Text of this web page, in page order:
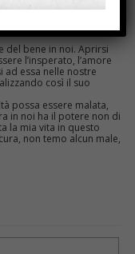
del bene in noi. Aprirsi
l’insperato, l’amore
ad essa nelle nostre
così il suo
possa essere malata,
in noi ha il potere non di
la mia vita in questo
non temo alcun male,